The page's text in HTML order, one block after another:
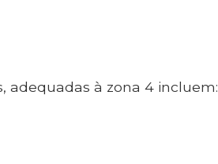
adequadas à zona 4 incluem: